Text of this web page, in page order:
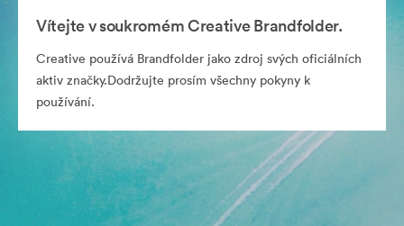
Vítejte v soukromém Creative Brandfolder.
Creative používá Brandfolder jako zdroj svých oficiálních
aktiv značky.Dodržujte prosím všechny pokyny k
používání.